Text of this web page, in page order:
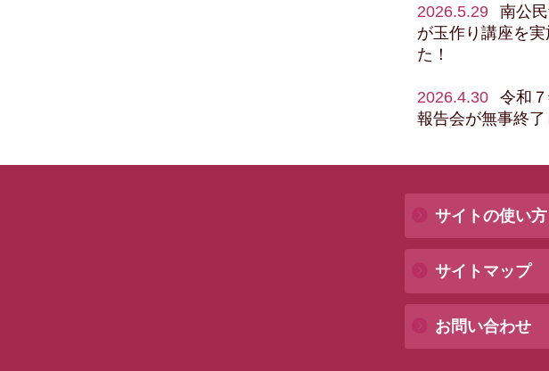
2026.5.29
南公
が玉作り講座を実
た！
2026.4.30
令和
報告会が無事終了
サイトの使い方
サイトマップ
お問い合わせ